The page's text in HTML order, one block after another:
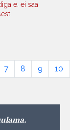
e. ei saa
7 8 9 10